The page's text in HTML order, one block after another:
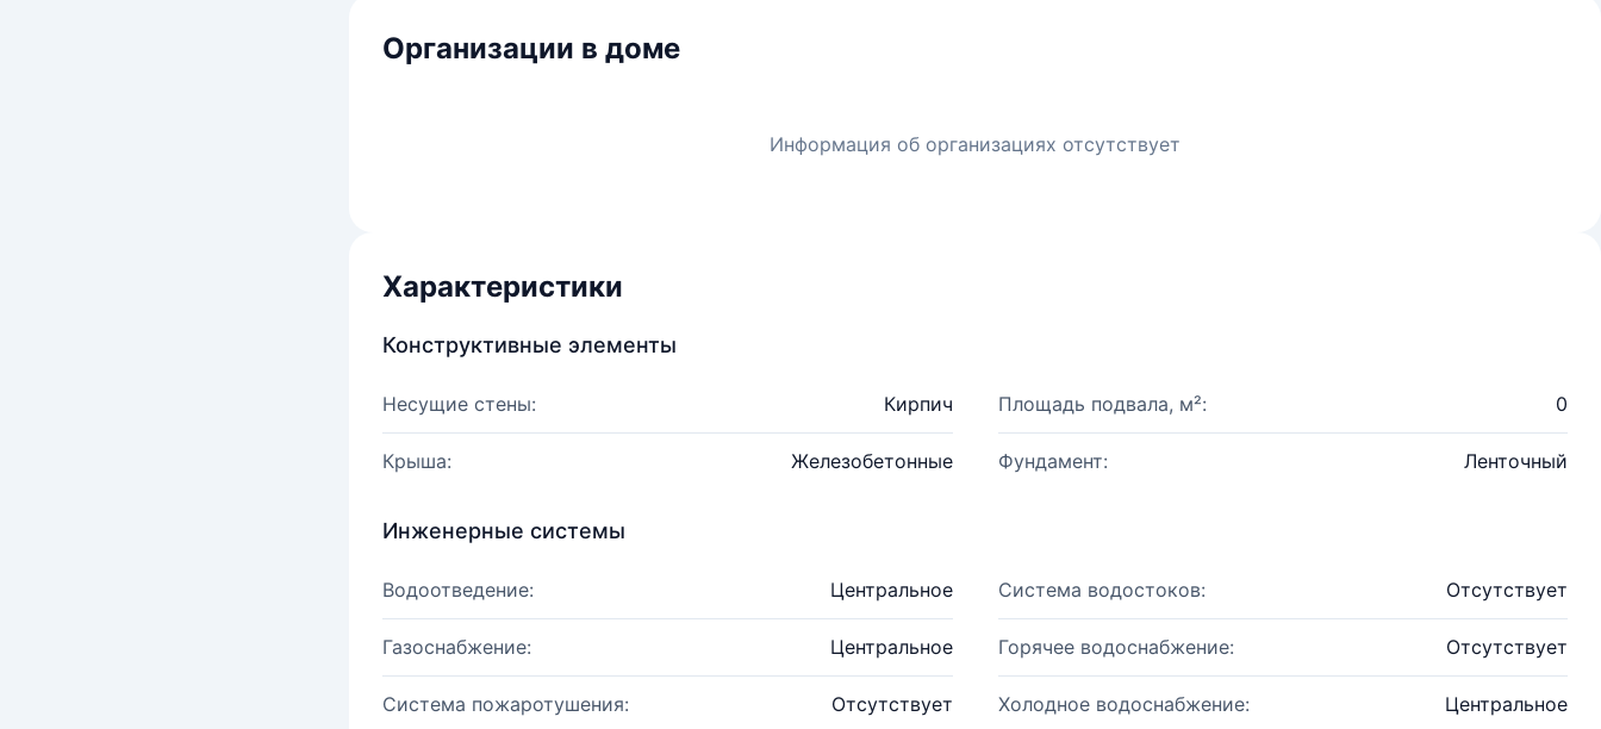
Организации в доме
Информация об организациях отсутствует
Характеристики
Конструктивные элементы
Несущие стены: Кирпич Площадь подвала, м²: 0
Крыша: Железобетонные Фундамент: Ленточный
Инженерные системы
Водоотведение: Центральное Система водостоков: Отсутствует
Газоснабжение: Центральное Горячее водоснабжение: Отсутствует
Система пожаротушения: Отсутствует Холодное водоснабжение: Центральное